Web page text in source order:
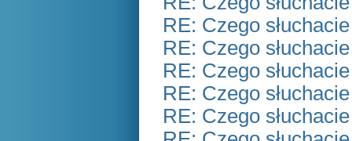
RE: Czego
RE: Czego
RE: Czego
RE: Czego
RE: Czego